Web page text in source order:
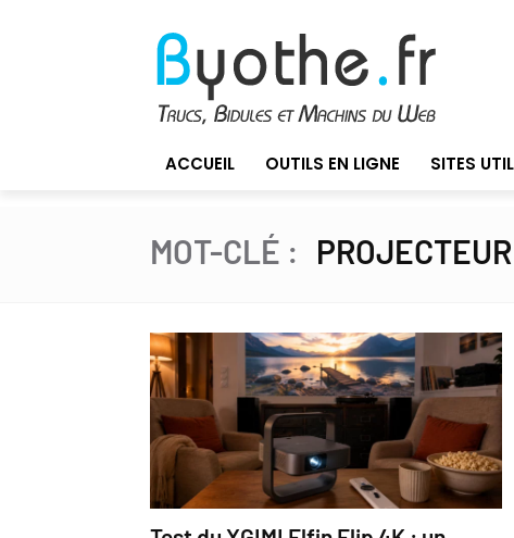
ACCUEIL OUTILS EN LIGNE SITES
MOT-CLÉ :